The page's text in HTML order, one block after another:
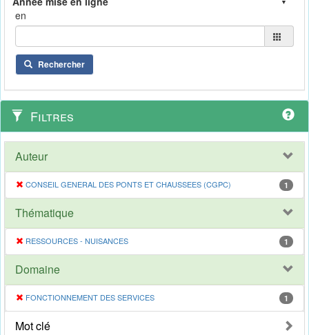
en
Rechercher
Filtres
Auteur
CONSEIL GENERAL DES PONTS ET CHAUSSEES (CGPC) 1
Thématique
RESSOURCES - NUISANCES 1
Domaine
FONCTIONNEMENT DES SERVICES 1
Mot clé